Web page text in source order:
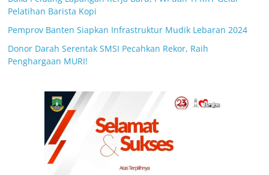
Pelatihan Barista Kopi
Pemprov Banten Siapkan Infrastruktur Mudik Lebaran 2024
Donor Darah Serentak SMSI Pecahkan Rekor, Raih
Penghargaan MURI!